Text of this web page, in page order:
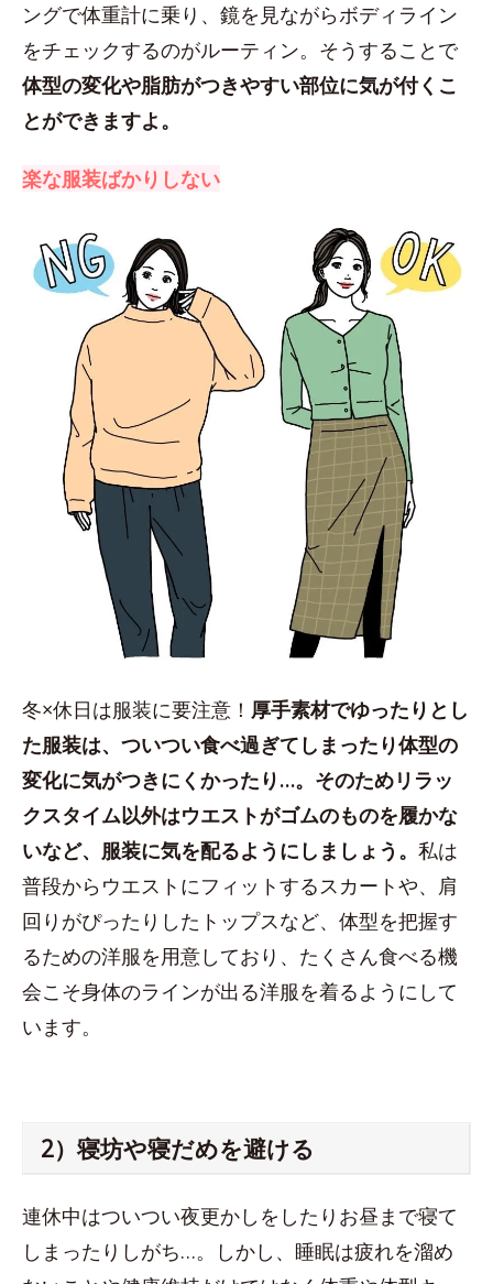
ングで体重計に乗り、鏡を見ながらボディライン
をチェックするのがルーティン。そうすることで
体型の変化や脂肪がつきやすい部位に気が付くこ
とができますよ。
楽な服装ばかりしない
冬×休日は服装に要注意！ 厚手素材でゆったりとし
た服装は、ついつい食べ過ぎてしまったり体型の
変化に気がつきにくかったり…。そのためリラッ
クスタイム以外はウエストがゴムのものを履かな
いなど、服装に気を配るようにしましょう。 私は
普段からウエストにフィットするスカートや、肩
回りがぴったりしたトップスなど、体型を把握す
るための洋服を用意しており、たくさん食べる機
会こそ身体のラインが出る洋服を着るようにして
います。
2）寝坊や寝だめを避ける
連休中はついつい夜更かしをしたりお昼まで寝て
しまったりしがち…。しかし、睡眠は疲れを溜め